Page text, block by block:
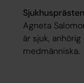
Sjukhusprästen
Agneta
är sjuk,
medmänniska.